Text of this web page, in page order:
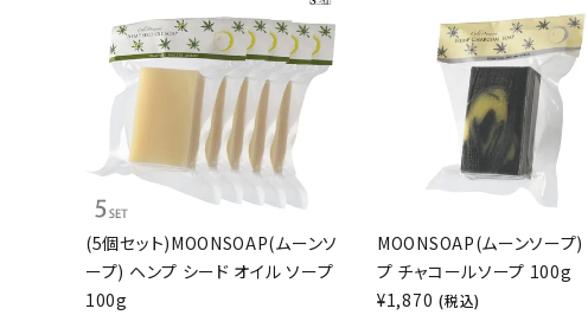
(5個セット)MOONSOAP(ムーンソ
ープ) ヘンプ シード オイル ソープ
100g
MOONSOAP(ムーンソープ)
プ チャコールソープ 100g
¥1,870 (税込)